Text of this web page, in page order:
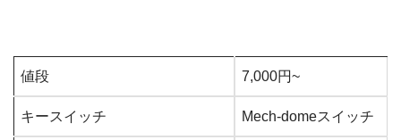
値段 7,000円~
キースイッチ Mech-domeスイッチ